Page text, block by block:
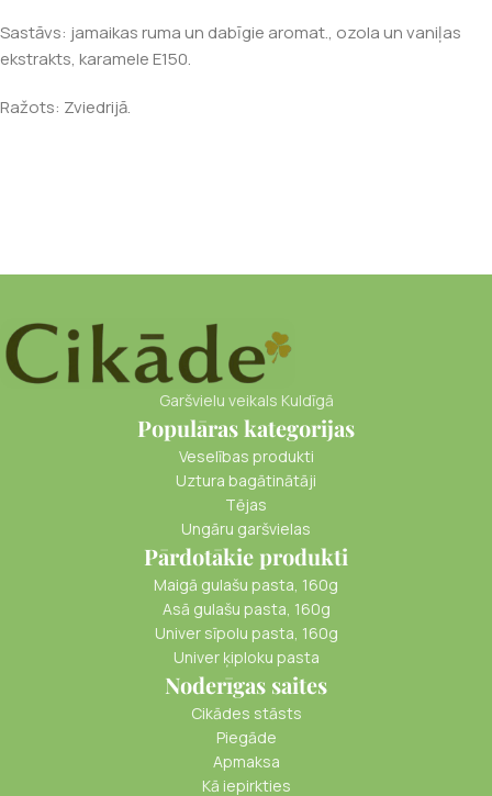
Sastāvs: jamaikas ruma un dabīgie aromat., ozola un vaniļas
ekstrakts, karamele E150.
Ražots: Zviedrijā.
Garšvielu veikals Kuldīgā
Populāras kategorijas
Veselības produkti
Uztura bagātinātāji
Tējas
Ungāru garšvielas
Pārdotākie produkti
Maigā gulašu pasta, 160g
Asā gulašu pasta, 160g
Univer sīpolu pasta, 160g
Univer ķiploku pasta
Noderīgas saites
Cikādes stāsts
Piegāde
Apmaksa
Kā iepirkties